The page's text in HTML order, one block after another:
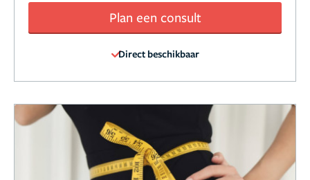
Plan een consult
Direct beschikbaar